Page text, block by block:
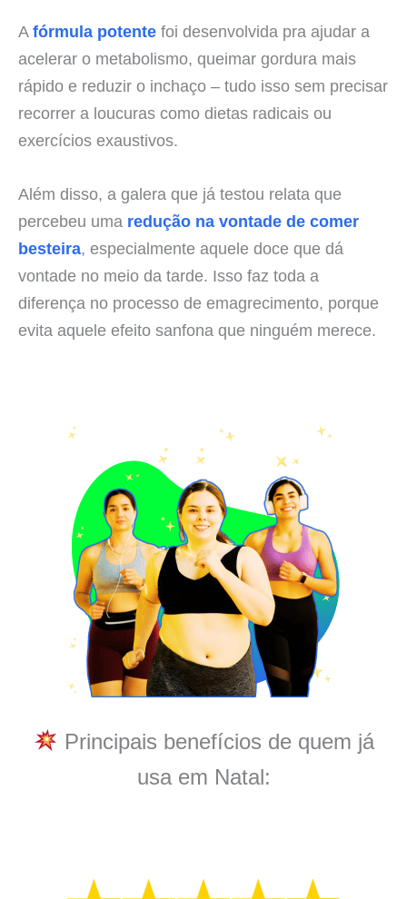
Afórmula potente foi desenvolvida pra ajudar a
acelerar o metabolismo, queimar gordura mais
rápido e reduzir o inchaço – tudo isso sem precisar
recorrer a loucuras como dietas radicais ou
exercícios exaustivos.
Além disso, a galera que já testou relata que
percebeu uma redução na vontade de comer
besteira, especialmente aquele doce que dá
vontade no meio da tarde. Isso faz toda a
diferença no processo de emagrecimento, porque
evita aquele efeito sanfona que ninguém merece.
Principais benefícios de quem já
usa em Natal: